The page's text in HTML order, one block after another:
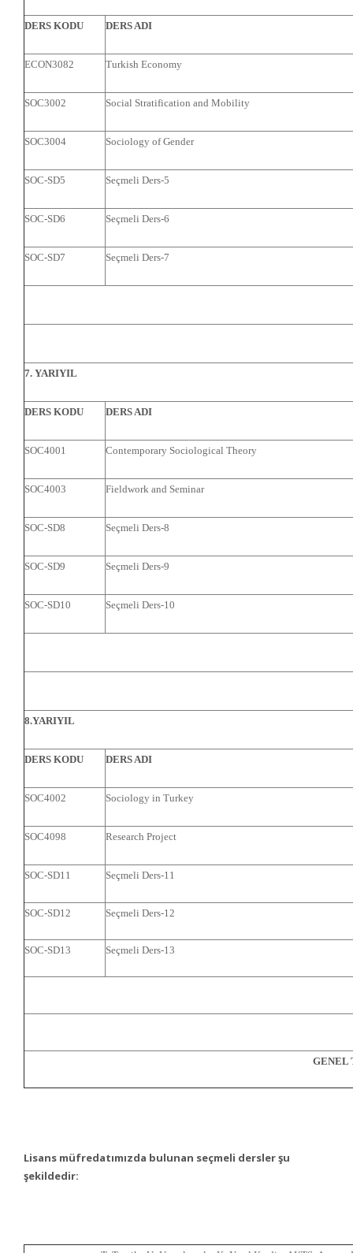
DERS KODU DERS ADI
ECON3082 Turkish Economy
SOC3002 Social Stratification and Mobility
SOC3004 Sociology of Gender
SOC-SD5 Seçmeli Ders-5
SOC-SD6 Seçmeli Ders-6
SOC-SD7 Seçmeli Ders-7
7. YARIYIL
DERS KODU DERS ADI
SOC4001 Contemporary Sociological Theory
SOC4003 Fieldwork and Seminar
SOC-SD8 Seçmeli Ders-8
SOC-SD9 Seçmeli Ders-9
SOC-SD10 Seçmeli Ders-10
8.YARIYIL
DERS KODU DERS ADI
SOC4002 Sociology in Turkey
SOC4098 Research Project
SOC-SD11 Seçmeli Ders-11
SOC-SD12 Seçmeli Ders-12
SOC-SD13 Seçmeli Ders-13
GENEL
Lisans müfredatımızda bulunan seçmeli dersler şu
şekildedir: